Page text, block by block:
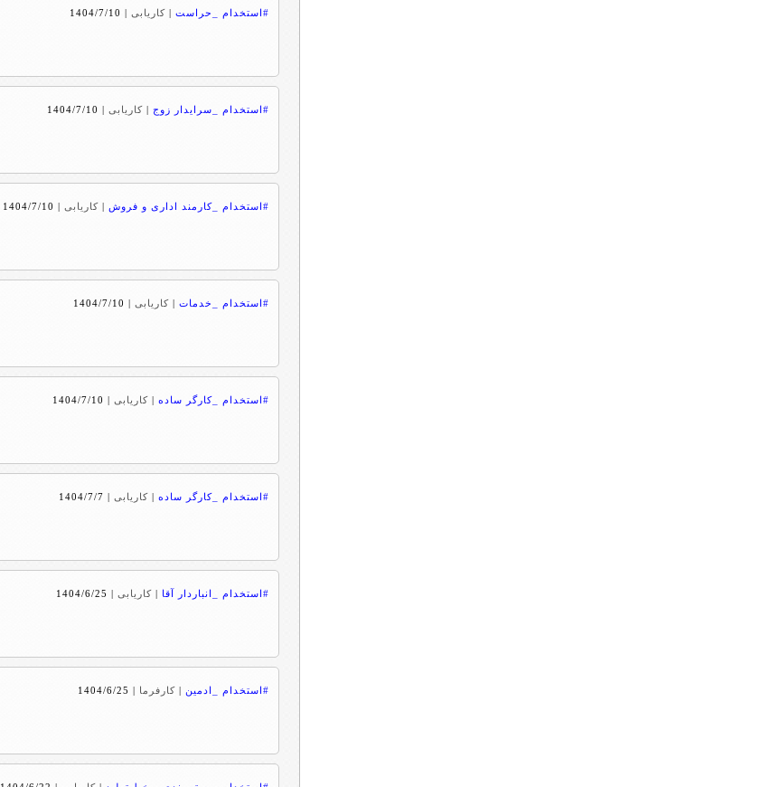
#استخدام _حراست | کاریابی|
1404/7/10
#استخدام _سرایدار زوج | کاریابی|
1404/7/10
#استخدام _کارمند اداری و فروش | کاریابی|
1404/7/10
#استخدام _خدمات | کاریابی|
1404/7/10
#استخدام _کارگر ساده | کاریابی|
1404/7/10
#استخدام _کارگر ساده | کاریابی|
1404/7/7
#استخدام _انباردار آقا | کاریابی|
1404/6/25
#استخدام _ادمین | کارفرما |
1404/6/25